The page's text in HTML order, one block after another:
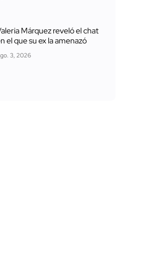
Márquez reveló el chat
el que su ex la amenazó
3, 2026